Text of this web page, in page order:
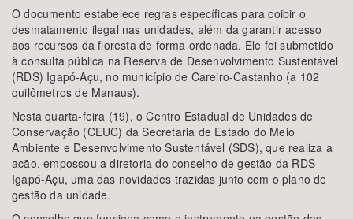
Área Protegida
BUSCAR
O documento estabelece regras específicas para coibir o
desmatamento ilegal nas unidades, além da garantir acesso
aos recursos da floresta de forma ordenada. Ele foi submetido
à consulta pública na Reserva de Desenvolvimento Sustentável
(RDS) Igapó-Açu, no município de Careiro-Castanho (a 102
quilômetros de Manaus).
Nesta quarta-feira (19), o Centro Estadual de Unidades de
Conservação (CEUC) da Secretaria de Estado do Meio
Ambiente e Desenvolvimento Sustentável (SDS), que realiza a
acão, empossou a diretoria do conselho de gestão da RDS
Igapó-Açu, uma das novidades trazidas junto com o plano de
gestão da unidade.